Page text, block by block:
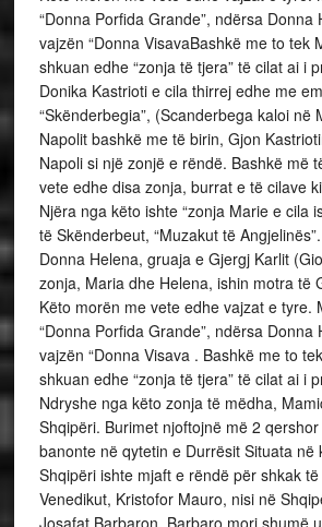
“Donna Porfida Grande”, ndërsa Donna
vajzën “Donna VisavaBashkë me to tek
shkuan edhe “zonja të tjera” të cilat ai i
Donika Kastrioti e cila thirrej edhe me
“Skënderbegia”, (Scanderbega kaloi në
Napolit bashkë me të birin, Gjon
Napoli si një zonjë e rëndë. Bashkë më
vete edhe disa zonja, burrat e të cilave
Njëra nga këto ishte “zonja Marie e cila
të Skënderbeut, “Muzakut të
Donna Helena, gruaja e Gjergj Karlit
zonja, Maria dhe Helena, ishin motra të
Këto morën me vete edhe vajzat e tyre.
“Donna Porfida Grande”, ndërsa Donna
vajzën “Donna Visava . Bashkë me to
shkuan edhe “zonja të tjera” të cilat ai i
Ndryshe nga këto zonja të mëdha,
Shqipëri. Burimet njoftojnë më 2
banonte në qytetin e Durrësit Situata në
Shqipëri ishte mjaft e rëndë për shkak
Venedikut, Kristofor Mauro, nisi në
Josafat Barbaron. Barbaro mori shumë